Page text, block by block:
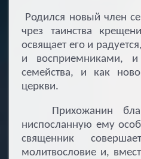
Родился новый член
чрез таинства
освящает его и
и восприемниками,
семейства, и как
церкви.
Прихожанин
ниспосланную ему
священник
молитвословие и,